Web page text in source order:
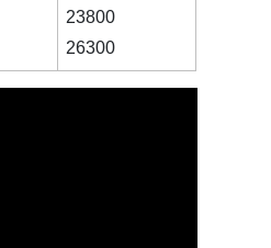
23800
26300